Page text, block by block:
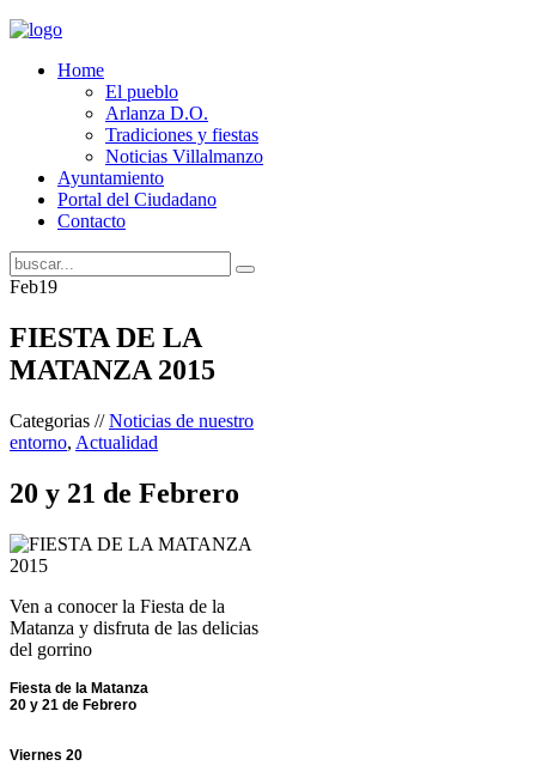
Home
El pueblo
Arlanza D.O.
Tradiciones y fiestas
Noticias Villalmanzo
Ayuntamiento
Portal del Ciudadano
Contacto
Feb19
FIESTA DE LA
MATANZA 2015
Categorias //Noticias de nuestro
entorno, Actualidad
20 y 21 de Febrero
Ven a conocer la Fiesta de la
Matanza y disfruta de las delicias
del gorrino
Fiesta de la Matanza
20 y 21 de Febrero
Viernes 20